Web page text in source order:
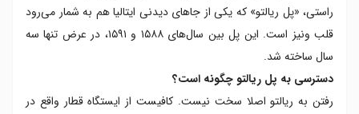
راستی، «پل ریالتو» که یکی از جاهای دیدنی ایتالیا هم به شمار می‌رود
قلب ونیز است. این پل بین سال‌های ۱۵۸۸ و ۱۵۹۱، در عرض تنها سه
سال ساخته شد.
دسترسی به پل ریالتو چگونه است؟
رفتن به ریالتو اصلا سخت نیست. کافیست از ایستگاه قطار واقع در